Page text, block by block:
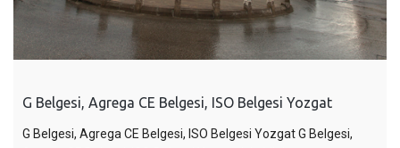
G Belgesi, Agrega CE Belgesi, ISO Belgesi Yozgat
G Belgesi, Agrega CE Belgesi, ISO Belgesi Yozgat G Belgesi,